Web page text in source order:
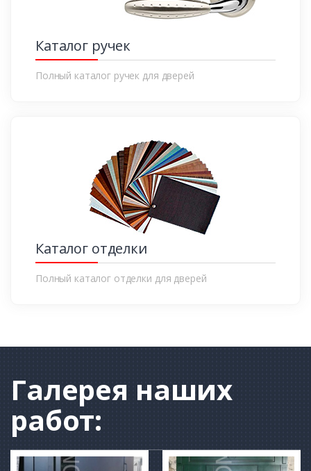
Каталог ручек
Полный каталог ручек для дверей
Каталог отделки
Полный каталог отделки для дверей
Галерея наших
работ: